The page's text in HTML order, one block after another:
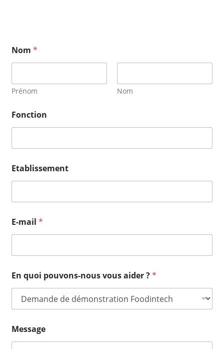
Nom*
Prénom Nom
Fonction
Etablissement
E-mail*
En quoi pouvons-nous vous aider ?*
Message